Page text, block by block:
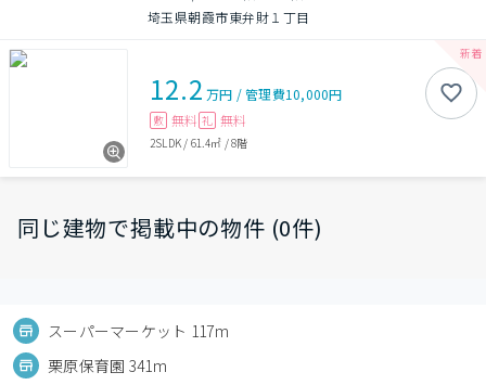
埼玉県朝霞市東弁財１丁目
12.2 万円 /管理費10,000円
敷 無料 礼 無料
2SLDK / 61.4㎡ /8階
同じ建物で掲載中の物件 (0件)
スーパーマーケット 117m
栗原保育園 341m